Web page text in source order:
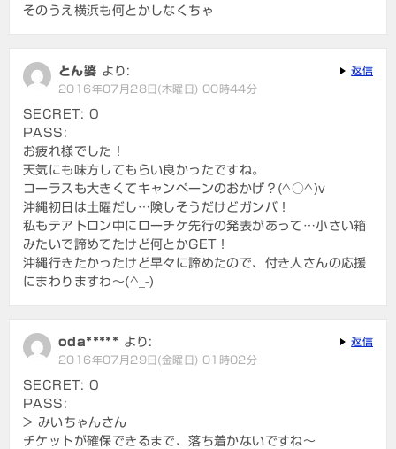
そのうえ横浜も何とかしなくちゃ
とん婆 より:
2016年07月28日(木曜日) 00時44分
SECRET: 0
PASS:
お疲れ様でした！
天気にも味方してもらい良かったですね。
コーラスも大きくてキャンペーンのおかげ？(^○^)v
沖縄初日は土曜だし…険しそうだけどガンバ！
私もテアトロン中にローチケ先行の発表があって…小さい箱
みたいで諦めてたけど何とかGET！
沖縄行きたかったけど早々に諦めたので、付き人さんの応援
にまわりますわ～(^_-)
返信
oda***** より:
2016年07月29日(金曜日) 01時02分
SECRET: 0
PASS:
> みいちゃんさん
チケットが確保できるまで、落ち着かないですね～
返信